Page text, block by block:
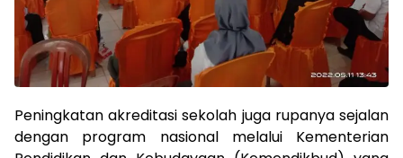
Peningkatan akreditasi sekolah juga rupanya sejalan
dengan program nasional melalui Kementerian